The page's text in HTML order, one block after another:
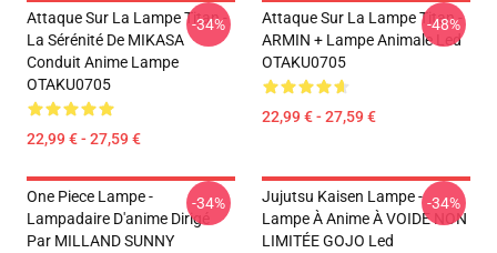
Attaque Sur La Lampe Titan -
La Sérénité De MIKASA
Conduit Anime Lampe
OTAKU0705
22,99 € - 27,59 €
-34%
Attaque Sur La Lampe Titan -
ARMIN + Lampe Animale Led
OTAKU0705
22,99 € - 27,59 €
-48%
One Piece Lampe -
Lampadaire D'anime Dirigé
Par MILLAND SUNNY
-34%
Jujutsu Kaisen Lampe -
Lampe À Anime À VOIDE NON
LIMITÉE GOJO Led
-34%